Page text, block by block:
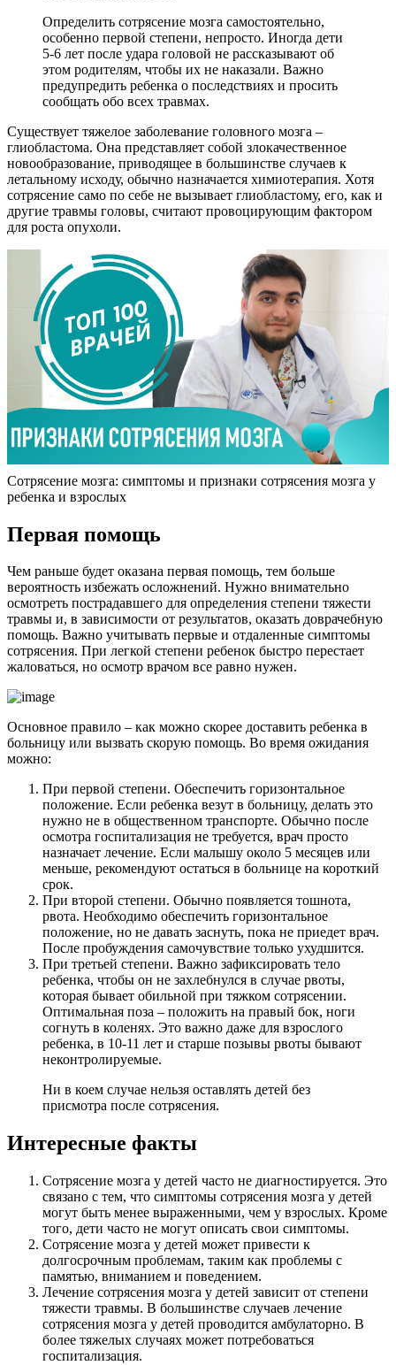
Определить сотрясение мозга самостоятельно,
особенно первой степени, непросто. Иногда дети
5-6 лет после удара головой не рассказывают об
этом родителям, чтобы их не наказали. Важно
предупредить ребенка о последствиях и просить
сообщать обо всех травмах.
Существует тяжелое заболевание головного мозга –
глиобластома. Она представляет собой злокачественное
новообразование, приводящее в большинстве случаев к
летальному исходу, обычно назначается химиотерапия. Хотя
сотрясение само по себе не вызывает глиобластому, его, как и
другие травмы головы, считают провоцирующим фактором
для роста опухоли.
Сотрясение мозга: симптомы и признаки сотрясения мозга у
ребенка и взрослых
Первая помощь
Чем раньше будет оказана первая помощь, тем больше
вероятность избежать осложнений. Нужно внимательно
осмотреть пострадавшего для определения степени тяжести
травмы и, в зависимости от результатов, оказать доврачебную
помощь. Важно учитывать первые и отдаленные симптомы
сотрясения. При легкой степени ребенок быстро перестает
жаловаться, но осмотр врачом все равно нужен.
Основное правило – как можно скорее доставить ребенка в
больницу или вызвать скорую помощь. Во время ожидания
можно:
При первой степени. Обеспечить горизонтальное
положение. Если ребенка везут в больницу, делать это
нужно не в общественном транспорте. Обычно после
осмотра госпитализация не требуется, врач просто
назначает лечение. Если малышу около 5 месяцев или
меньше, рекомендуют остаться в больнице на короткий
срок.
При второй степени. Обычно появляется тошнота,
рвота. Необходимо обеспечить горизонтальное
положение, но не давать заснуть, пока не приедет врач.
После пробуждения самочувствие только ухудшится.
При третьей степени. Важно зафиксировать тело
ребенка, чтобы он не захлебнулся в случае рвоты,
которая бывает обильной при тяжком сотрясении.
Оптимальная поза – положить на правый бок, ноги
согнуть в коленях. Это важно даже для взрослого
ребенка, в 10-11 лет и старше позывы рвоты бывают
неконтролируемые.
Ни в коем случае нельзя оставлять детей без
присмотра после сотрясения.
Интересные факты
Сотрясение мозга у детей часто не диагностируется. Это
связано с тем, что симптомы сотрясения мозга у детей
могут быть менее выраженными, чем у взрослых. Кроме
того, дети часто не могут описать свои симптомы.
Сотрясение мозга у детей может привести к
долгосрочным проблемам, таким как проблемы с
памятью, вниманием и поведением.
Лечение сотрясения мозга у детей зависит от степени
тяжести травмы. В большинстве случаев лечение
сотрясения мозга у детей проводится амбулаторно. В
более тяжелых случаях может потребоваться
госпитализация.